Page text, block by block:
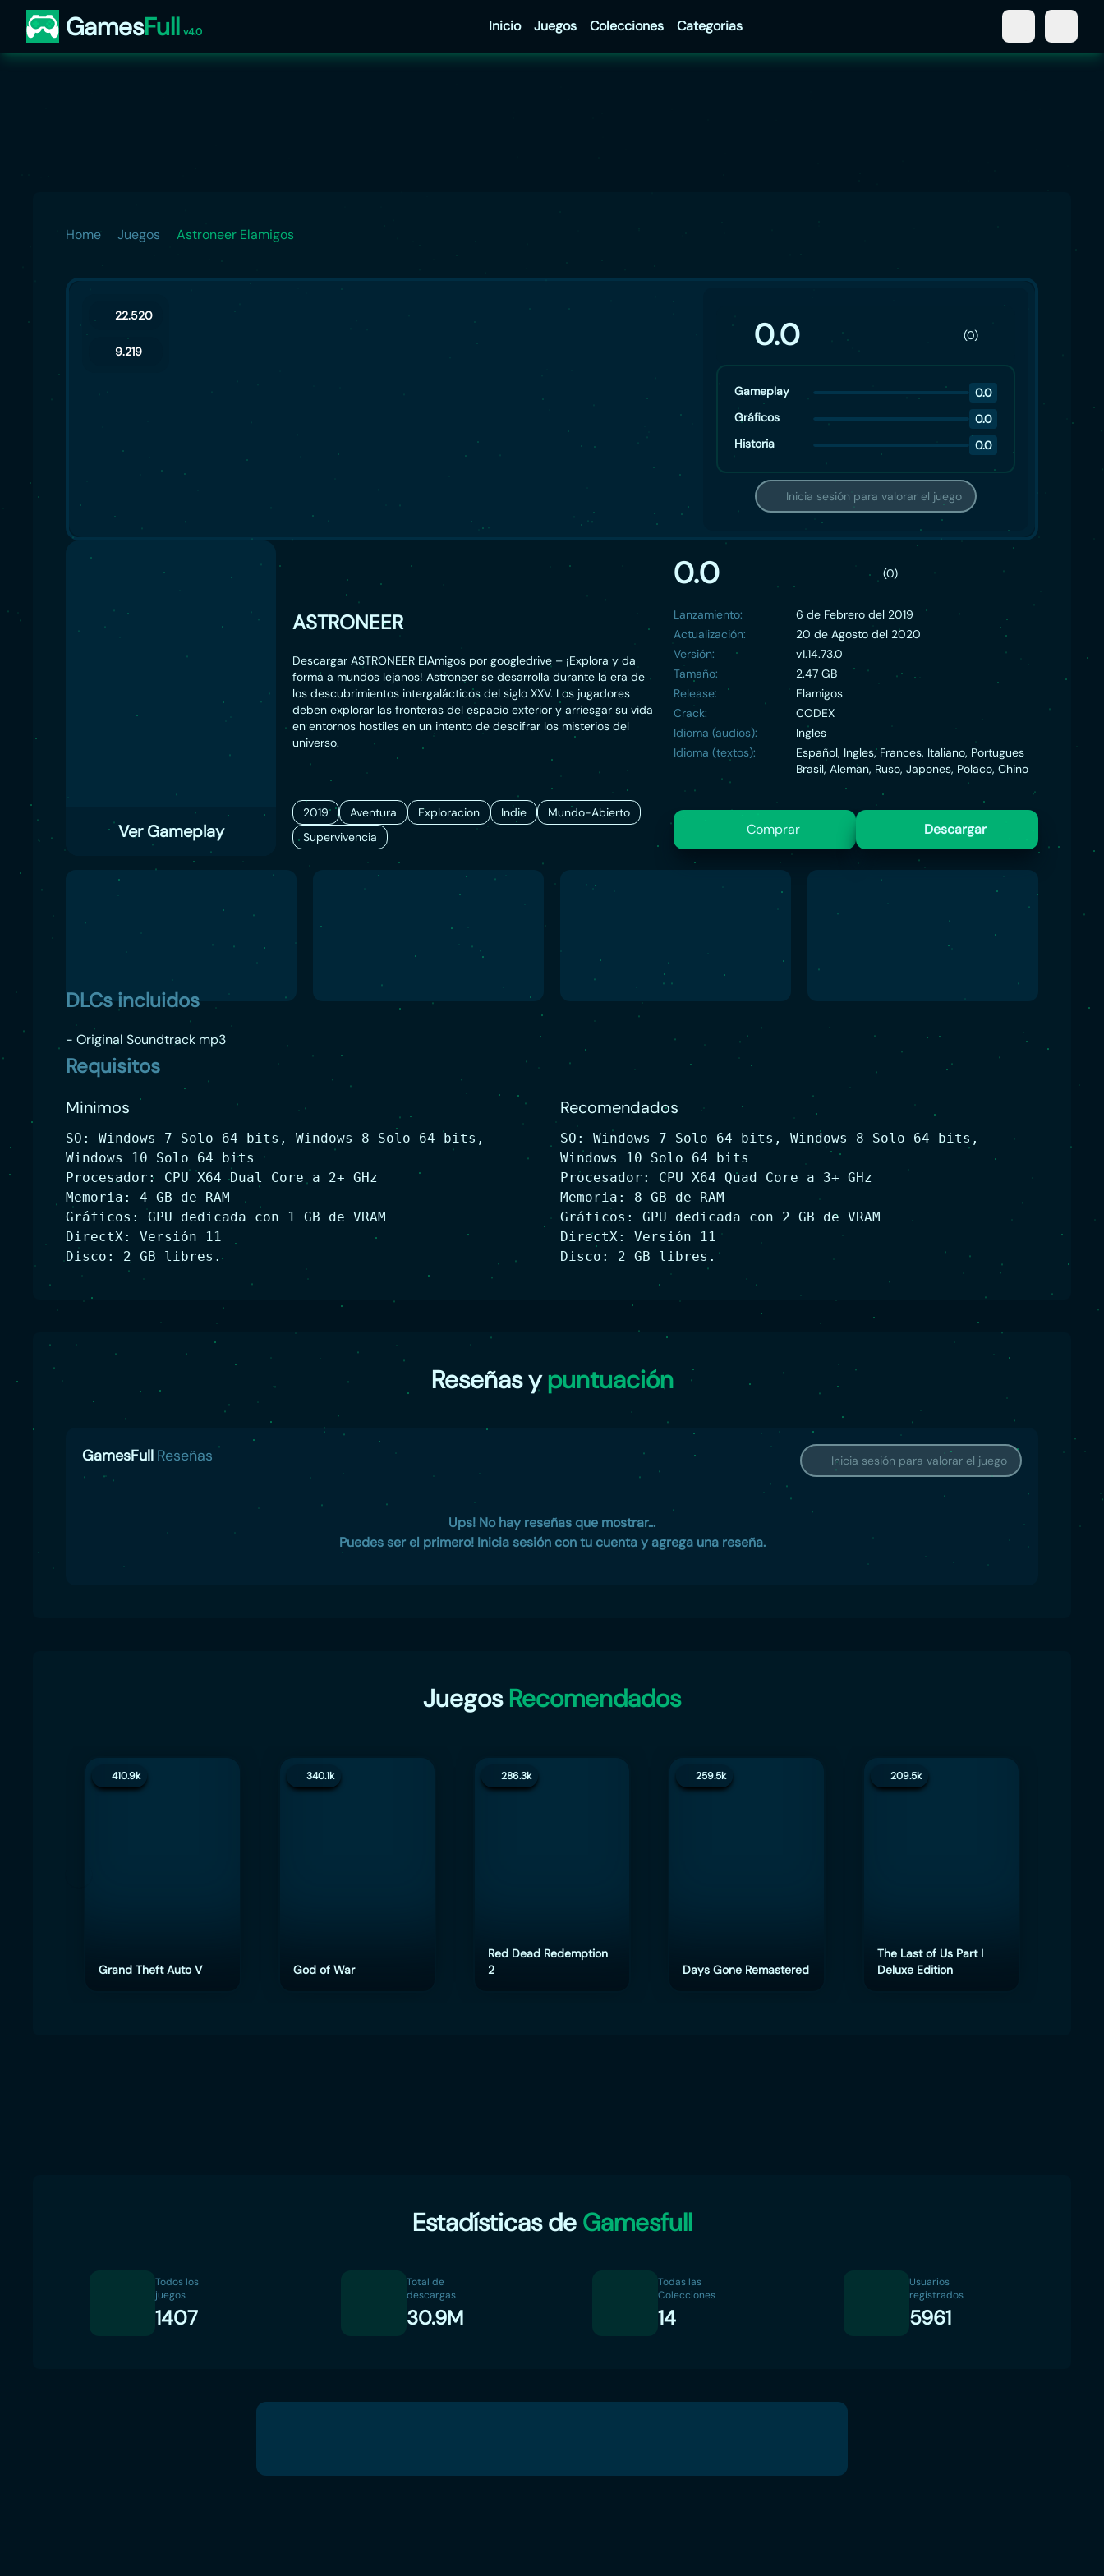
GamesFull v4.0 Inicio Juegos Colecciones Categorias
Home Juegos Astroneer Elamigos
22.520
9.219 0.0 (0)
Gameplay
0.0
Gráficos
0.0
Historia
0.0
Inicia sesión para valorar el juego
Ver Gameplay
ASTRONEER
Descargar ASTRONEER ElAmigos por googledrive – ¡Explora y da
forma a mundos lejanos! Astroneer se desarrolla durante la era de
los descubrimientos intergalácticos del siglo XXV. Los jugadores
deben explorar las fronteras del espacio exterior y arriesgar su vida
en entornos hostiles en un intento de descifrar los misterios del
universo.
2019 Aventura Exploracion Indie
Mundo-Abierto
Supervivencia
0.0 (0)
Lanzamiento:
6 de Febrero del 2019
Actualización:
20 de Agosto del 2020
Versión:
v1.14.73.0
Tamaño:
2.47 GB
Release:
Elamigos
Crack:
CODEX
Idioma (audios):
Ingles
Idioma (textos):
Español, Ingles, Frances, Italiano, Portugues
Brasil, Aleman, Ruso, Japones, Polaco, Chino
Comprar Descargar
DLCs incluidos
- Original Soundtrack mp3
Requisitos
Minimos
SO: Windows 7 Solo 64 bits, Windows 8 Solo 64 bits,
Windows 10 Solo 64 bits
Procesador: CPU X64 Dual Core a 2+ GHz
Memoria: 4 GB de RAM
Gráficos: GPU dedicada con 1 GB de VRAM
DirectX: Versión 11
Disco: 2 GB libres.
Recomendados
SO: Windows 7 Solo 64 bits, Windows 8 Solo 64 bits,
Windows 10 Solo 64 bits
Procesador: CPU X64 Quad Core a 3+ GHz
Memoria: 8 GB de RAM
Gráficos: GPU dedicada con 2 GB de VRAM
DirectX: Versión 11
Disco: 2 GB libres.
Reseñas ypuntuación
GamesFull Reseñas Inicia sesión para valorar el juego
Ups! No hay reseñas que mostrar...
Puedes ser el primero! Inicia sesión con tu cuenta y agrega una reseña.
Juegos Recomendados
410.9k
Grand Theft Auto V
340.1k
God of War
286.3k
Red Dead Redemption
2
259.5k
Days Gone Remastered
209.5k
The Last of Us Part I
Deluxe Edition
Estadísticas de Gamesfull
Todos los
juegos
1407
Total de
descargas
30.9M
Todas las
Colecciones
14
Usuarios
registrados
5961